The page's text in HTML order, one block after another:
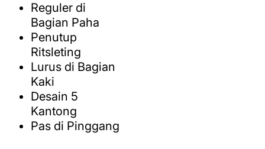
Reguler di
Bagian Paha
Penutup
Ritsleting
Lurus di Bagian
Kaki
Desain 5
Kantong
Pas di Pinggang